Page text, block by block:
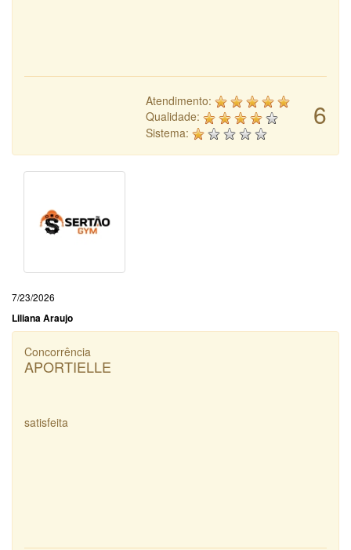
6
Atendimento:
Qualidade:
Sistema:
7/23/2026
Liliana Araujo
Concorrência
APORTIELLE
satisfeita